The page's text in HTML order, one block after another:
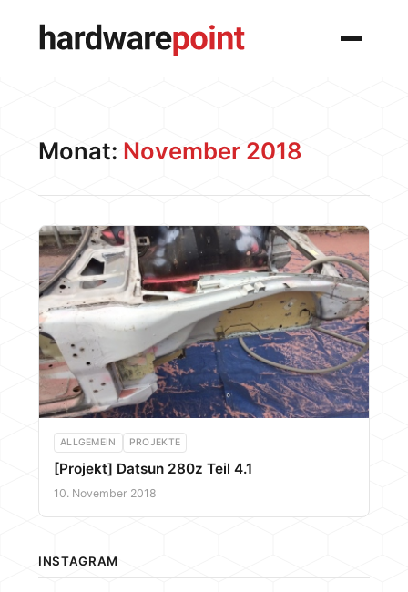
Menü
Monat: November 2018
ALLGEMEIN PROJEKTE
[Projekt] Datsun 280z Teil 4.1
10. November 2018
INSTAGRAM